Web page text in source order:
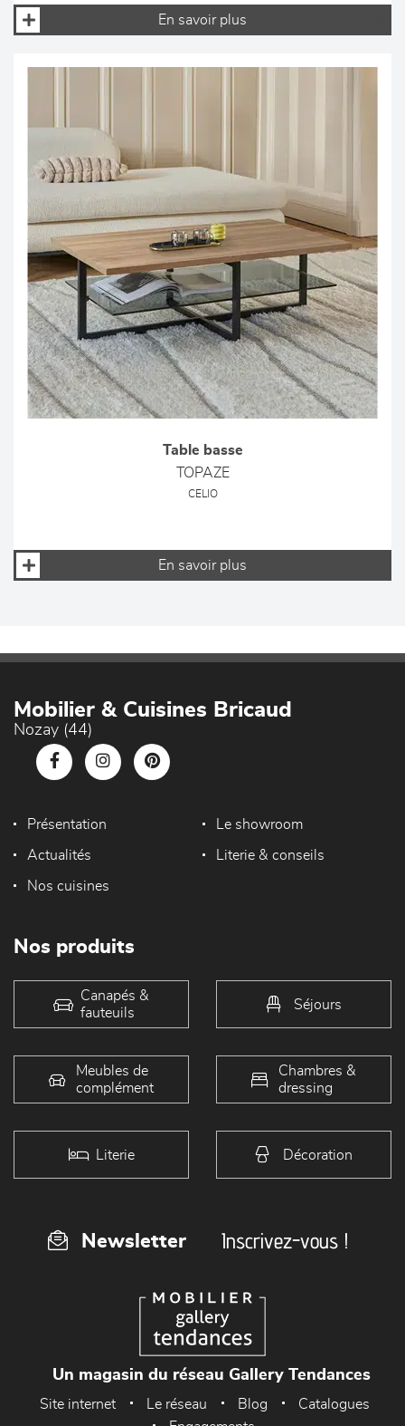
En savoir plus
Table basse
TOPAZE
CELIO
En savoir plus
Mobilier & Cuisines Bricaud
Nozay (44)
Présentation Le showroom
Actualités Literie & conseils
Nos cuisines
Nos produits
Canapés &
fauteuils
Séjours
Meubles de
complément
Chambres &
dressing
Literie Décoration
Newsletter Inscrivez-vous !
Un magasin du réseau Gallery Tendances
Site internet Le réseau Blog
Catalogues